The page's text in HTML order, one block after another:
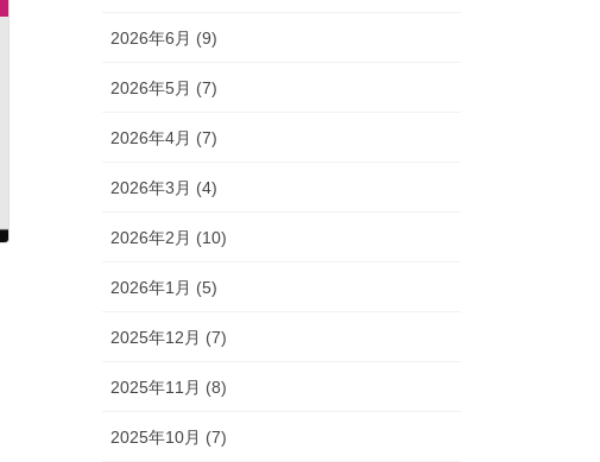
2026年6月 (9)
2026年5月 (7)
2026年4月 (7)
2026年3月 (4)
2026年2月 (10)
2026年1月 (5)
2025年12月 (7)
2025年11月 (8)
2025年10月 (7)